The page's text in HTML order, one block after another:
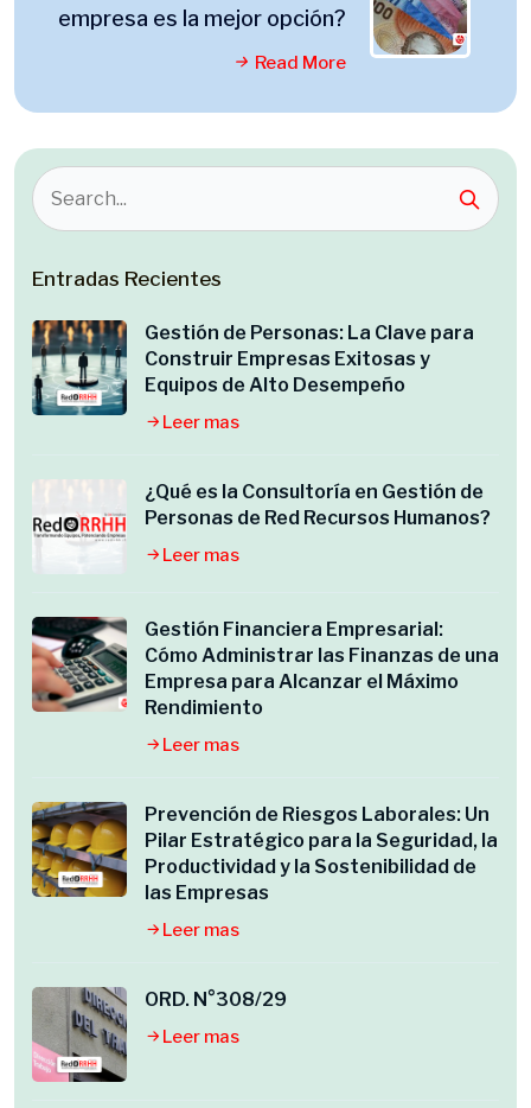
empresa es la mejor opción?
Read More
Entradas Recientes
Gestión de Personas: La Clave para
Construir Empresas Exitosas y
Equipos de Alto Desempeño
Leer mas
¿Qué es la Consultoría en Gestión de
Personas de Red Recursos Humanos?
Leer mas
Gestión Financiera Empresarial:
Cómo Administrar las Finanzas de una
Empresa para Alcanzar el Máximo
Rendimiento
Leer mas
Prevención de Riesgos Laborales: Un
Pilar Estratégico para la Seguridad, la
Productividad y la Sostenibilidad de
las Empresas
Leer mas
ORD. N°308/29
Leer mas